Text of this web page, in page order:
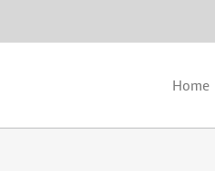
Home